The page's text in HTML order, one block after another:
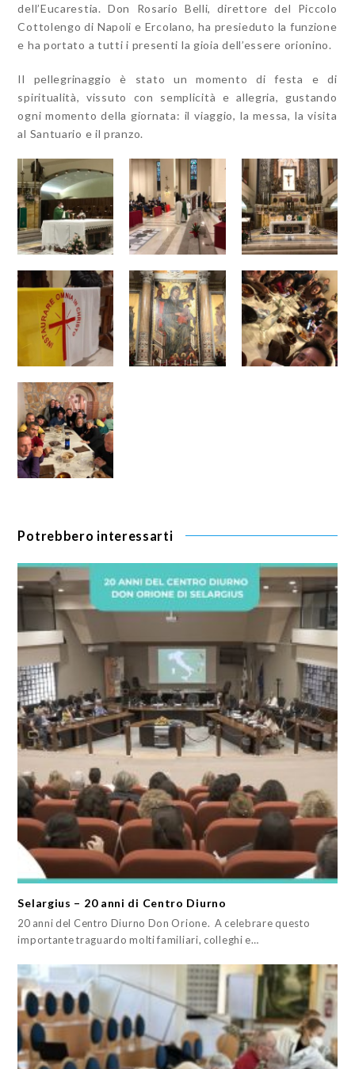
dell’Eucarestia. Don Rosario Belli, direttore del Piccolo
Cottolengo di Napoli e Ercolano, ha presieduto la funzione
e ha portato a tutti i presenti la gioia dell’essere orionino.
Il pellegrinaggio è stato un momento di festa e di
spiritualità, vissuto con semplicità e allegria, gustando
ogni momento della giornata: il viaggio, la messa, la visita
al Santuario e il pranzo.
Potrebbero interessarti
Selargius – 20 anni di Centro Diurno
20 anni del Centro Diurno Don Orione. A celebrare questo
importante traguardo molti familiari, colleghi e…